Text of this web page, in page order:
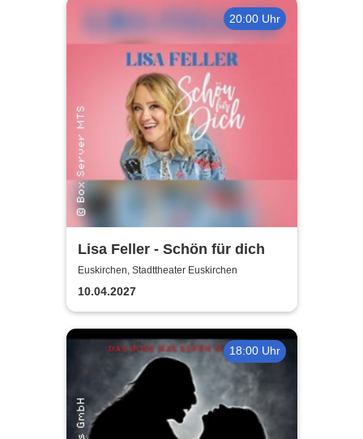
20:00 Uhr
Lisa Feller - Schön für dich
Euskirchen, Stadttheater Euskirchen
10.04.2027
18:00 Uhr